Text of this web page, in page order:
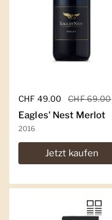
Regulärer Preis
CHF 49.00 Sale-Preis
CHF 69.00
Eagles' Nest Merlot
2016
Jetzt kaufen